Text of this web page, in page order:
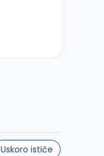
Uskoro ističe